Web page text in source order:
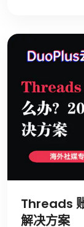
Threads
解决方案